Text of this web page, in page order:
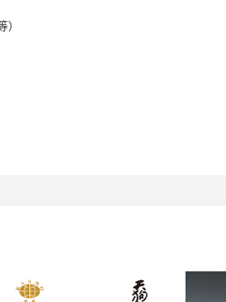
）